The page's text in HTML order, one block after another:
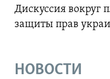
Дискуссия вокруг
защиты прав
НОВОСТИ